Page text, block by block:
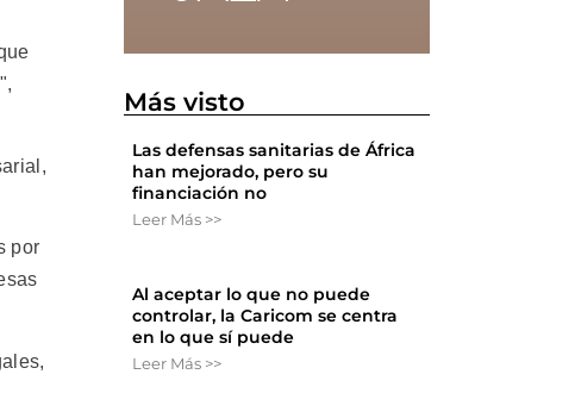
por
Más visto
Las defensas sanitarias de África
han mejorado, pero su
financiación no
Leer Más >>
Al aceptar lo que no puede
controlar, la Caricom se centra
en lo que sí puede
Leer Más >>